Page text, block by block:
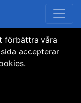
inte
förbättra våra
accepterar